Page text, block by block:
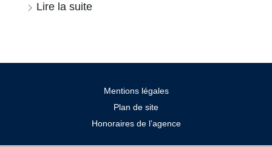
Lire la suite
Mentions légales
Plan de site
Honoraires de l’agence